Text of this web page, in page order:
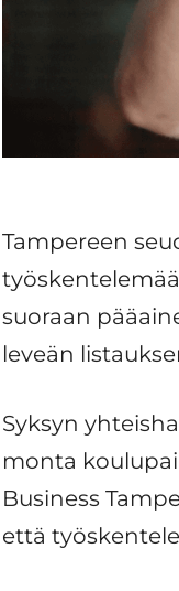
Tampereen
suoraan
leveän
Syksyn
monta
Business
että